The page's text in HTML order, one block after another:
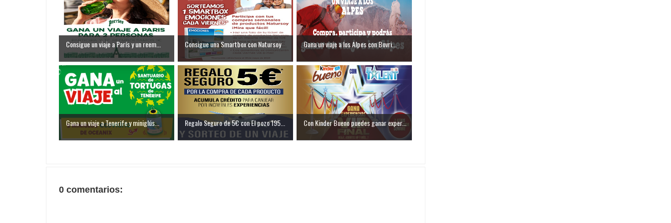
Consigue un viaje a París y un reem... Consigue una Smartbox con Natursoy Gana un viaje a los Alpes con Bovri...
Gana un viaje a Tenerife y miniglús... Regalo Seguro de 5€ con El pozo 195... Con Kinder Bueno puedes ganar exper...
0 comentarios: